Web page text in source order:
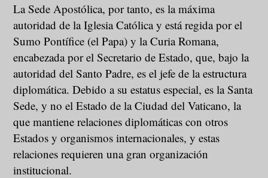
La Sede Apostólica, por tanto, es la máxima
autoridad de la Iglesia Católica y está regida por el
Sumo Pontífice (el Papa) y la Curia Romana,
encabezada por el Secretario de Estado, que, bajo la
autoridad del Santo Padre, es el jefe de la estructura
diplomática. Debido a su estatus especial, es la Santa
Sede, y no el Estado de la Ciudad del Vaticano, la
que mantiene relaciones diplomáticas con otros
Estados y organismos internacionales, y estas
relaciones requieren una gran organización
institucional.